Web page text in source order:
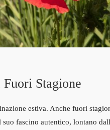
Stagione
estiva. Anche fuori
fascino autentico, lontano